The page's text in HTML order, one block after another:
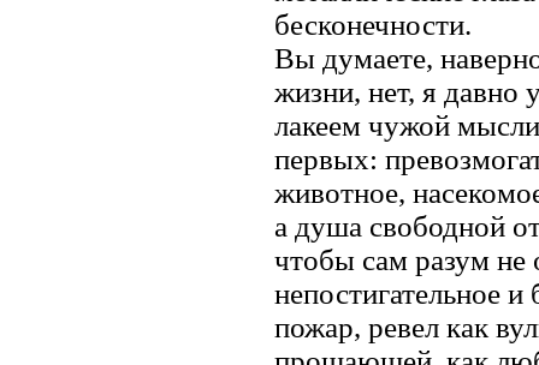
бесконечности.
Вы думаете,
жизни, нет, я давно
лакеем чужой
первых:
животное,
а душа свободной
чтобы сам разум не
непостигательное
пожар, ревел как